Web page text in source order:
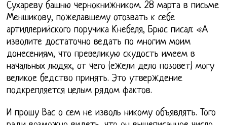
Сухареву башню чернокнижником. 28 марта в письме
Меншикову, пожелавшему отозвать к себе
артиллерийского поручика Кнебеля, Брюс писал: «А
изволите достаточно ведать по многим моим
донесениям, что превеликую скудость имеем в
начальных людях, от чего (ежели дело позовет) могу
великое бедство принять. Это утверждение
подкрепляется целым рядом фактов.
И прошу Вас о сем не изволь никому объявлять. Того